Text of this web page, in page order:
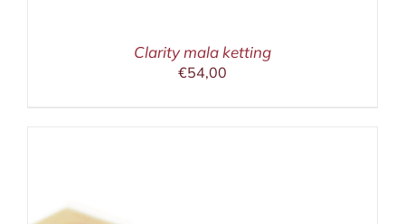
Clarity mala ketting
€54,00